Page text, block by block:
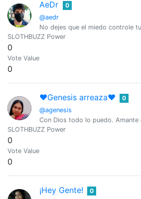
AeDr
@aedr
0
No dejes que el miedo controle
SLOTHBUZZ Power
0
Vote Value
0
❤️Genesis arreaza❤️
@agenesis
0
Con Dios todo lo puedo.
SLOTHBUZZ Power
0
Vote Value
0
¡Hey Gente! 0